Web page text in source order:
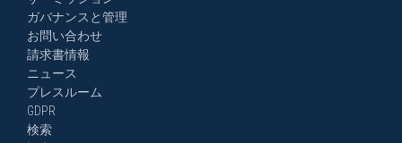
ガバナンスと管理
お問い合わせ
請求書情報
ニュース
プレスルーム
GDPR
検索